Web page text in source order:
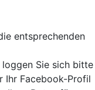
entsprechenden
Sie sich bitte
Ihr Facebook-Profil